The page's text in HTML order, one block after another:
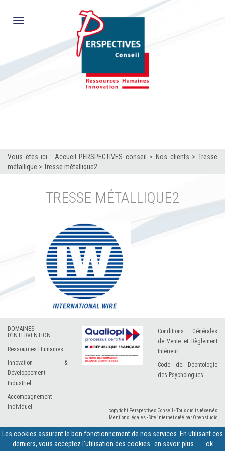
Toggle
Vous êtes ici : Accueil PERSPECTIVES conseil > Nos clients >Tresse
métallique > Tresse métallique2
TRESSE MÉTALLIQUE2
DOMAINES
D’INTERVENTION
Ressources Humaines
Innovation &
Développement
Industriel
Accompagnement
individuel
Conditions Générales
de Vente et Règlement
Intérieur
Code de Déontologie
des Psychologues
copyright Perspectives Conseil - Tous droits réservés
Mentions légales-Site internet créé par Openstudio
Les cookies assurent le bon fonctionnement de nos services. En utilisant ces
derniers, vous acceptez l'utilisation des cookies en savoir plus ok